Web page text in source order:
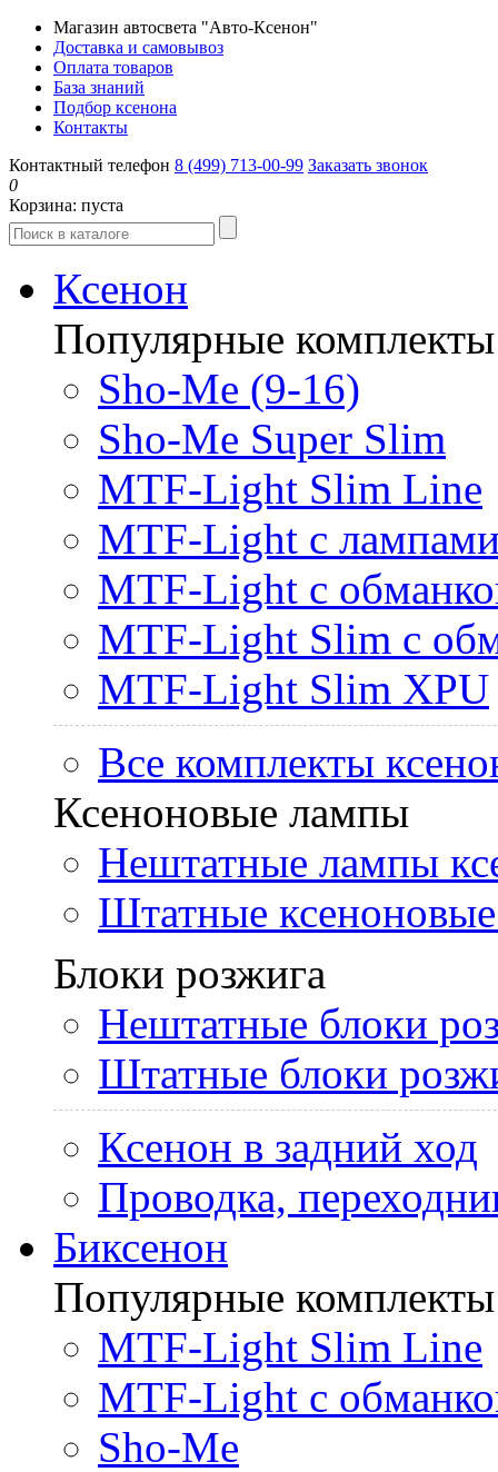
Магазин автосвета "Авто-Ксенон"
Доставка и самовывоз
Оплата товаров
База знаний
Подбор ксенона
Контакты
Контактный телефон 8 (499) 713-00-99 Заказать звонок
0
Корзина: пуста
Ксенон
Популярные комплекты
Sho-Me (9-16)
Sho-Me Super Slim
MTF-Light Slim Line
MTF-Light с
MTF-Light с
MTF-Light Slim с
MTF-Light Slim XPU
Все комплекты
Ксеноновые лампы
Нештатные лампы
Штатные
Блоки розжига
Нештатные блоки
Штатные блоки
Ксенон в задний ход
Проводка,
Биксенон
Популярные комплекты
MTF-Light Slim Line
MTF-Light с
Sho-Me